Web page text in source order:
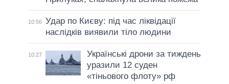
10:56 Удар по Києву: під час ліквідації
наслідків виявили тіло людини
10:27
Українські дрони за тиждень
уразили 12 суден
«тіньового флоту» рф